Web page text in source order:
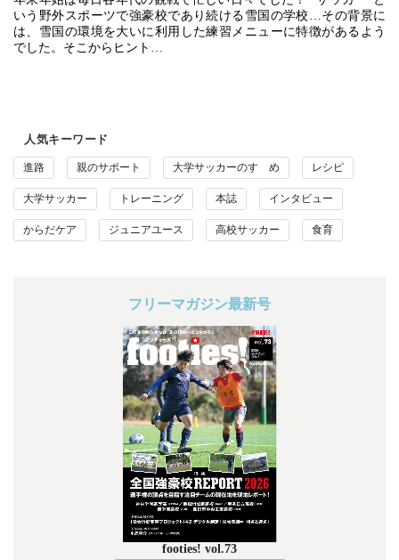
いう野外スポーツで強豪校であり続ける雪国の学校…その背景に
は、雪国の環境を大いに利用した練習メニューに特徴があるよう
でした。そこからヒント…
人気キーワード
進路 親のサポート 大学サッカーのすゝめ レシピ
大学サッカー トレーニング 本誌 インタビュー
からだケア ジュニアユース 高校サッカー 食育
フリーマガジン最新号
footies! vol.73